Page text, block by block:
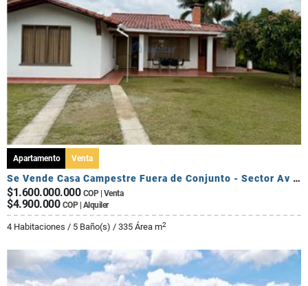
Apartamento Venta
Se Vende Casa Campestre Fuera de Conjunto - Sector Av Centenario
$1.600.000.000 COP | Venta
$4.900.000 COP | Alquiler
4 Habitaciones / 5 Baño(s) / 335 Área m2